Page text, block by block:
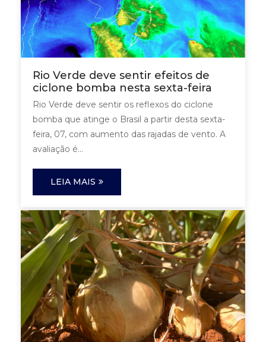
Rio Verde deve sentir efeitos de
ciclone bomba nesta sexta-feira
Rio Verde deve sentir os reflexos do ciclone
bomba que atinge o Brasil a partir desta sexta-
feira, 07, com aumento das rajadas de vento. A
avaliação é...
LEIA MAIS